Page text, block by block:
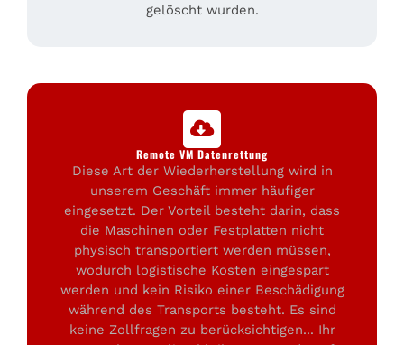
gelöscht wurden.
Remote VM Datenrettung
Diese Art der Wiederherstellung wird in
unserem Geschäft immer häufiger
eingesetzt. Der Vorteil besteht darin, dass
die Maschinen oder Festplatten nicht
physisch transportiert werden müssen,
wodurch logistische Kosten eingespart
werden und kein Risiko einer Beschädigung
während des Transports besteht. Es sind
keine Zollfragen zu berücksichtigen... Ihr